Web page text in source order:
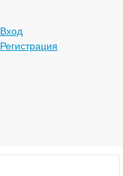
Вход
Регистрация